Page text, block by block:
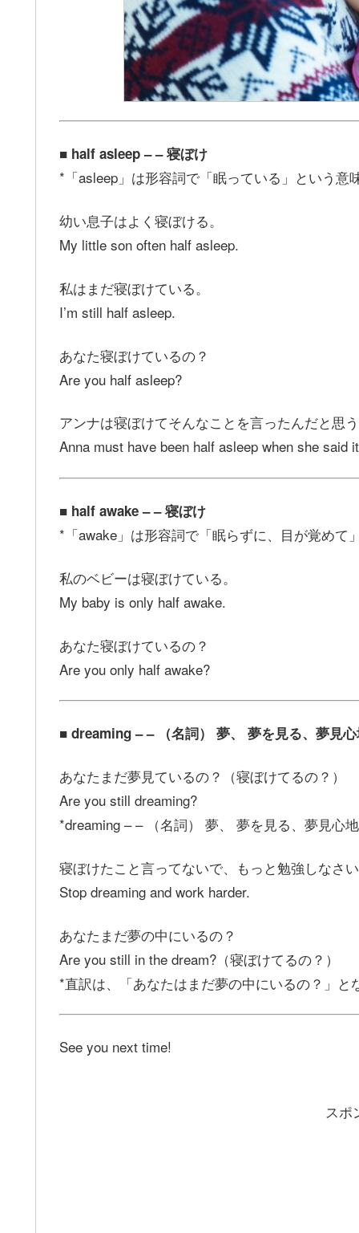
■ half asleep – – 寝ぼけ
*「asleep」は形容詞で「眠っている」という意
幼い息子はよく寝ぼける。
My little son often half asleep.
私はまだ寝ぼけている。
I’m still half asleep.
あなた寝ぼけているの？
Are you half asleep?
アンナは寝ぼけてそんなことを言ったんだと思
Anna must have been half asleep when she said
■ half awake – – 寝ぼけ
*「awake」は形容詞で「眠らずに、目が覚めて
私のベビーは寝ぼけている。
My baby is only half awake.
あなた寝ぼけているの？
Are you only half awake?
■ dreaming – – （名詞） 夢、 夢を見る、夢見
あなたまだ夢見ているの？（寝ぼけてるの？）
Are you still dreaming?
*dreaming – – （名詞） 夢、 夢を見る、夢見心地
寝ぼけたこと言ってないで、もっと勉強しなさ
Stop dreaming and work harder.
あなたまだ夢の中にいるの？
Are you still in the dream?（寝ぼけてるの？）
*直訳は、「あなたはまだ夢の中にいるの？」と
See you next time!
スポ